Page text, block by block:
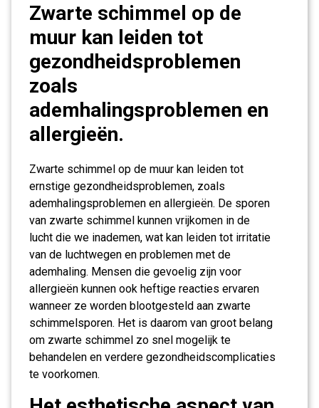
Zwarte schimmel op de
muur kan leiden tot
gezondheidsproblemen
zoals
ademhalingsproblemen en
allergieën.
Zwarte schimmel op de muur kan leiden tot
ernstige gezondheidsproblemen, zoals
ademhalingsproblemen en allergieën. De sporen
van zwarte schimmel kunnen vrijkomen in de
lucht die we inademen, wat kan leiden tot irritatie
van de luchtwegen en problemen met de
ademhaling. Mensen die gevoelig zijn voor
allergieën kunnen ook heftige reacties ervaren
wanneer ze worden blootgesteld aan zwarte
schimmelsporen. Het is daarom van groot belang
om zwarte schimmel zo snel mogelijk te
behandelen en verdere gezondheidscomplicaties
te voorkomen.